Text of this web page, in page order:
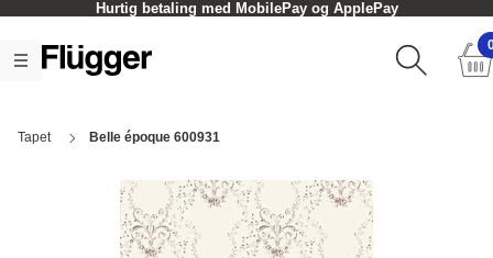
Hurtig betaling med MobilePay og ApplePay
Tapet Belle époque 600931